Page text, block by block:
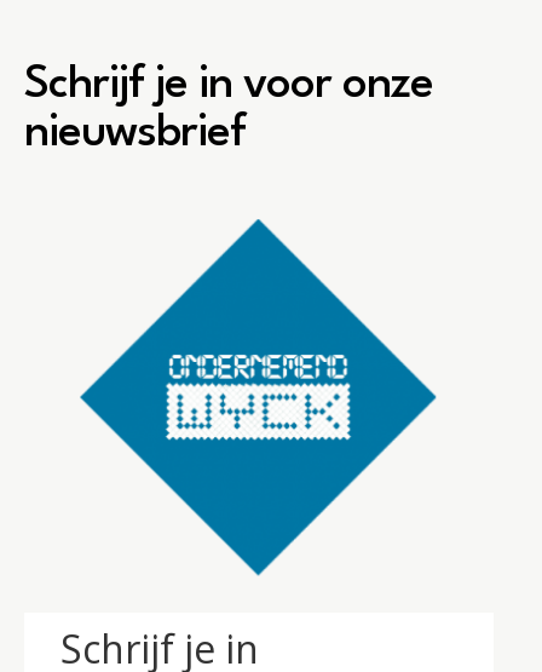
Schrijf je in voor onze
nieuwsbrief
Schrijf je in